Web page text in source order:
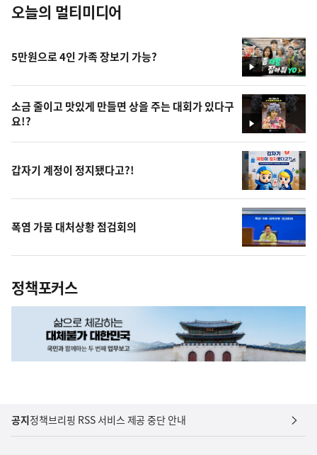
오늘의 멀티미디어
영
상
5만원으로 4인 가족 장보기 가능?
영
상
소금 줄이고 맛있게 만들면 상을 주는 대회가 있다구
요!?
갑자기 계정이 정지됐다고?!
폭염 가뭄 대처상황 점검회의
정책포커스
공지정책브리핑 RSS 서비스 제공 중단 안내